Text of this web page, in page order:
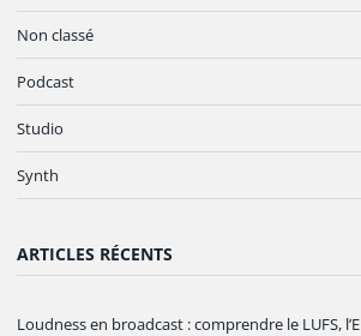
Non classé
Podcast
Studio
Synth
ARTICLES RÉCENTS
Loudness en broadcast : comprendre le LUFS,